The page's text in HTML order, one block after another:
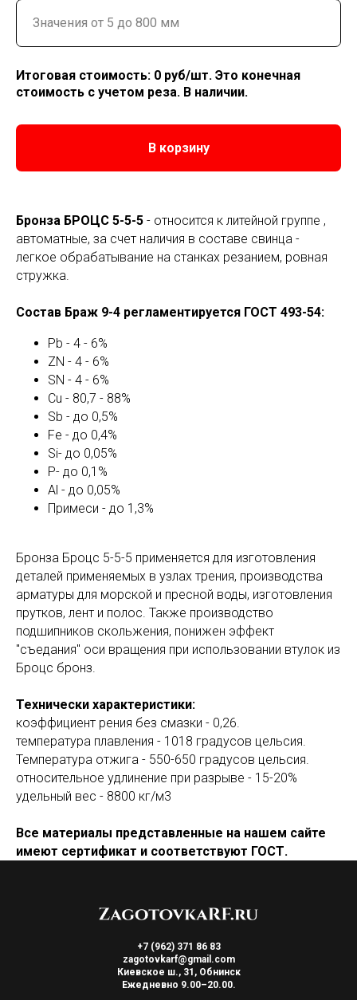
Итоговая стоимость: 0 руб/шт. Это конечная
стоимость с учетом реза. В наличии.
В корзину
Бронза БРОЦС 5-5-5 - относится к литейной группе ,
автоматные, за счет наличия в составе свинца -
легкое обрабатывание на станках резанием, ровная
стружка.
Состав Браж 9-4 регламентируется ГОСТ 493-54:
Pb - 4 - 6%
ZN - 4 - 6%
SN - 4 - 6%
Cu - 80,7 - 88%
Sb - до 0,5%
Fe - до 0,4%
Si- до 0,05%
P- до 0,1%
Al - до 0,05%
Примеси - до 1,3%
Бронза Броцс 5-5-5 применяется для изготовления
деталей применяемых в узлах трения, производства
арматуры для морской и пресной воды, изготовления
прутков, лент и полос. Также производство
подшипников скольжения, понижен эффект
"съедания" оси вращения при использовании втулок из
Броцс бронз.
Технически характеристики:
коэффициент рения без смазки - 0,26.
температура плавления - 1018 градусов цельсия.
Температура отжига - 550-650 градусов цельсия.
относительное удлинение при разрыве - 15-20%
удельный вес - 8800 кг/м3
Все материалы представленные на нашем сайте
имеют сертификат и соответствуют ГОСТ.
+7 (962) 371 86 83
zagotovkarf@gmail.com
Киевское ш., 31, Обнинск
Ежедневно 9.00–20.00.